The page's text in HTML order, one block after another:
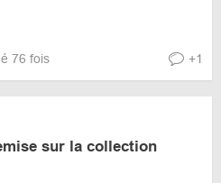
76 fois +1
sur la collection